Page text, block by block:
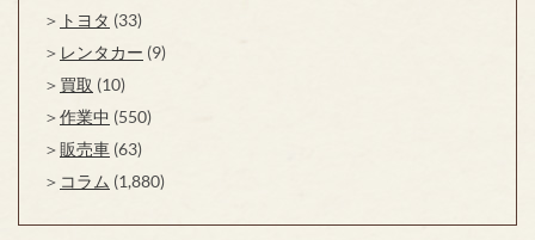
トヨタ (33)
レンタカー (9)
買取 (10)
作業中 (550)
販売車 (63)
コラム (1,880)